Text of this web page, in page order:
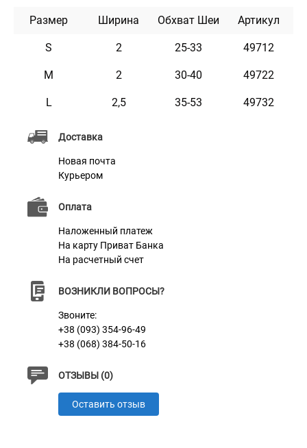
Доставка
Новая почта
Курьером
Оплата
Наложенный платеж
На карту Приват Банка
На расчетный счет
ВОЗНИКЛИ ВОПРОСЫ?
Звоните:
+38 (093) 354-96-49
+38 (068) 384-50-16
ОТЗЫВЫ (0)
Оставить отзыв
надежным креплением для поводка. Подходит для
любых пород собак.
Размер Ширина Обхват Шеи Артикул
S 2 25-33 49712
M 2 30-40 49722
L 2,5 35-53 49732